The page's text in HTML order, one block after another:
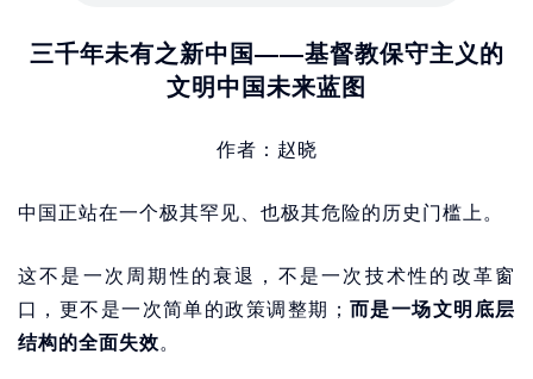
三千年未有之新中国——基督教保守主义的
文明中国未来蓝图
作者：赵晓
中国正站在一个极其罕见、也极其危险的历史门槛上。
这不是一次周期性的衰退，不是一次技术性的改革窗
口，更不是一次简单的政策调整期； 而是一场文明底层
结构的全面失效。